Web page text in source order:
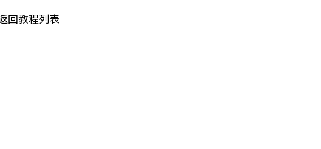
回教程列表